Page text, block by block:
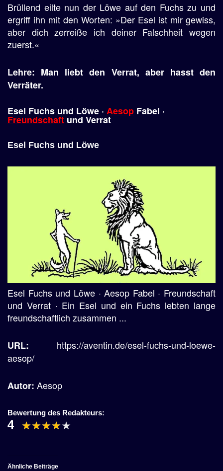
Brüllend eilte nun der Löwe auf den Fuchs zu und
ergriff ihn mit den Worten: »Der Esel ist mir gewiss,
aber dich zerreiße ich deiner Falschheit wegen
zuerst.«
Lehre: Man liebt den Verrat, aber hasst den
Verräter.
Esel Fuchs und Löwe · Aesop Fabel ·
Freundschaft und Verrat
Esel Fuchs und Löwe
Esel Fuchs und Löwe · Aesop Fabel · Freundschaft
und Verrat · Ein Esel und ein Fuchs lebten lange
freundschaftlich zusammen ...
URL: https://aventin.de/esel-fuchs-und-loewe-
aesop/
Autor: Aesop
Bewertung des Redakteurs:
4
Ähnliche Beiträge